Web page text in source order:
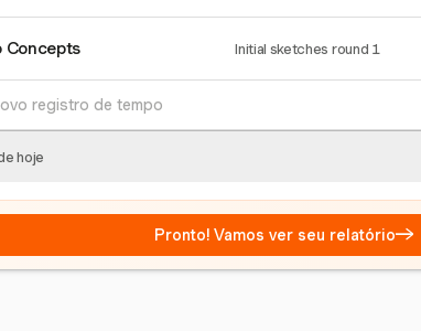
Concepts Initial sketches round 1
registro de tempo
hoje
Pronto! Vamos ver seu relatório→